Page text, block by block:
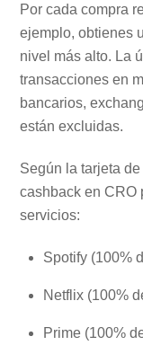
Por cada compra
ejemplo, obtienes
nivel más alto. La
transacciones en
bancarios,
están excluidas.
Según la tarjeta
cashback en CRO
servicios:
Spotify (100%
Netflix (100%
Prime (100%